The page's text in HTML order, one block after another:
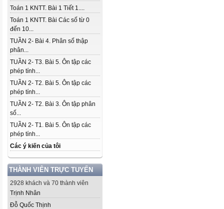
Toán 1 KNTT. Bài 1 Tiết 1....
Toán 1 KNTT. Bài Các số từ 0
đến 10...
TUẦN 2- Bài 4. Phân số thập
phân...
TUẦN 2- T3. Bài 5. Ôn tập các
phép tính...
TUẦN 2- T2. Bài 5. Ôn tập các
phép tính...
TUẦN 2- T2. Bài 3. Ôn tập phân
số...
TUẦN 2- T1. Bài 5. Ôn tập các
phép tính...
Các ý kiến của tôi
THÀNH VIÊN TRỰC TUYẾN
2928 khách và 70 thành viên
Trịnh Nhân
Đỗ Quốc Thịnh